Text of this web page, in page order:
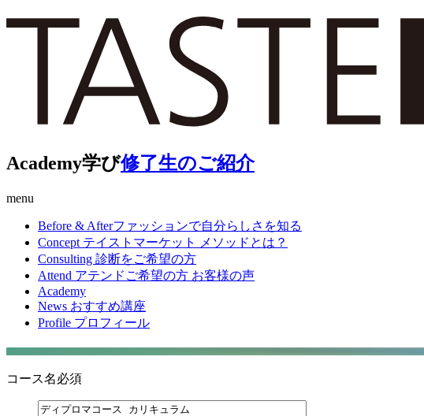
Academy学び修了生のご紹介
menu
Before & Afterファッションで自分らしさを知る
Concept テイストマーケット メソッドとは？
Consulting 診断をご希望の方
Attend アテンドご希望の方 お客様の声
Academy
News おすすめ講座
Profile プロフィール
コース名必須